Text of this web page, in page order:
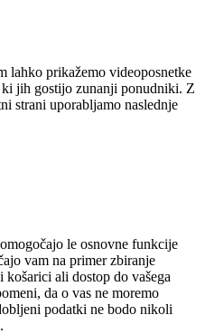
lahko prikažemo videoposnetke
jih gostijo zunanji ponudniki. Z
strani uporabljamo naslednje
le osnovne funkcije
vam na primer zbiranje
ali dostop do vašega
da o vas ne moremo
podatki ne bodo nikoli